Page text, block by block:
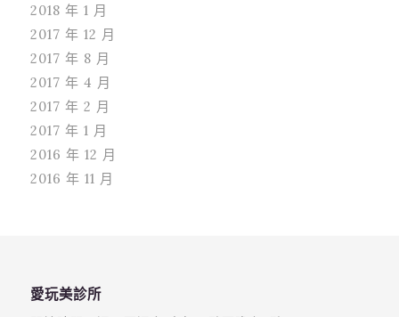
2018 年 1 月
2017 年 12 月
2017 年 8 月
2017 年 4 月
2017 年 2 月
2017 年 1 月
2016 年 12 月
2016 年 11 月
愛玩美診所